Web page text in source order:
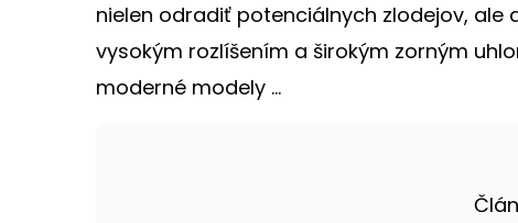
nielen odradiť potenciálnych zlodejov, ale
vysokým rozlíšením a širokým zorným
moderné modely ...